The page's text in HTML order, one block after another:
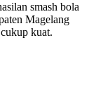
smash bola
Magelang
kuat.